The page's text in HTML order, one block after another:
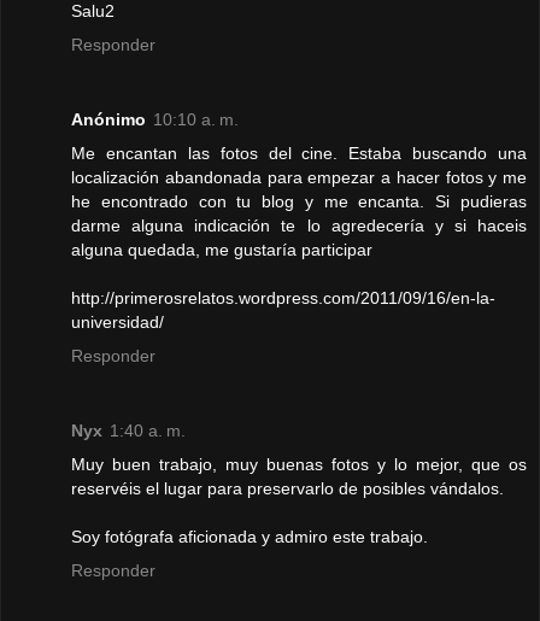
Salu2
Responder
Anónimo 10:10 a. m.
Me encantan las fotos del cine. Estaba buscando una
localización abandonada para empezar a hacer fotos y me
he encontrado con tu blog y me encanta. Si pudieras
darme alguna indicación te lo agredecería y si haceis
alguna quedada, me gustaría participar
http://primerosrelatos.wordpress.com/2011/09/16/en-la-
universidad/
Responder
Nyx 1:40 a. m.
Muy buen trabajo, muy buenas fotos y lo mejor, que os
reservéis el lugar para preservarlo de posibles vándalos.
Soy fotógrafa aficionada y admiro este trabajo.
Responder